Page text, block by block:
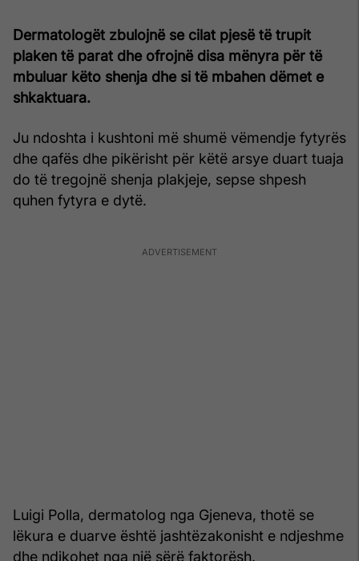
Dermatologët zbulojnë se cilat pjesë të trupit
plaken të parat dhe ofrojnë disa mënyra për të
mbuluar këto shenja dhe si të mbahen dëmet e
shkaktuara.
Ju ndoshta i kushtoni më shumë vëmendje fytyrës
dhe qafës dhe pikërisht për këtë arsye duart tuaja
do të tregojnë shenja plakjeje, sepse shpesh
quhen fytyra e dytë.
Luigi Polla, dermatolog nga Gjeneva, thotë se
lëkura e duarve është jashtëzakonisht e ndjeshme
dhe ndikohet nga një sërë faktorësh.